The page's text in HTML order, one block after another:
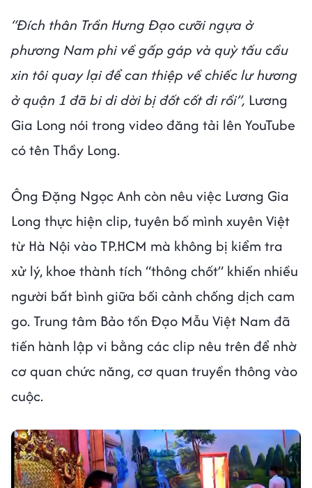
“Đích thân Trần Hưng Đạo cưỡi ngựa ở
phương Nam phi về gấp gáp và quỳ tấu cầu
xin tôi quay lại để can thiệp về chiếc lư hương
ở quận 1 đã bi di dời bị đốt cốt đi rồi”, Lương
Gia Long nói trong video đăng tải lên YouTube
có tên Thầy Long.
Ông Đặng Ngọc Anh còn nêu việc Lương Gia
Long thực hiện clip, tuyên bố mình xuyên Việt
từ Hà Nội vào TP.HCM mà không bị kiểm tra
xử lý, khoe thành tích “thông chốt” khiến nhiều
người bất bình giữa bối cảnh chống dịch cam
go. Trung tâm Bảo tồn Đạo Mẫu Việt Nam đã
tiến hành lập vi bằng các clip nêu trên để nhờ
cơ quan chức năng, cơ quan truyền thông vào
cuộc.